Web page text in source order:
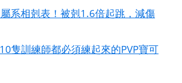
系相剋表！被剋1.6倍起跳，減傷
隻訓練師都必須練起來的PVP寶可